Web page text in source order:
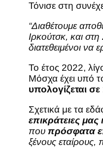
Τόνισε στη
“Διαθέτουμε
Ιρκούτσκ, και στη
διατεθειμένοι να
Το έτος 2022,
Μόσχα έχει υπό
υπολογίζεται
Σχετικά με τα
επικράτειες μας
που πρόσφατα
ξένους